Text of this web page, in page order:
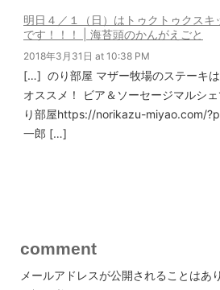
明日４／１（日）はトゥクトゥクス
です！！！ | 海苔頭のかんがえごと
2018年3月31日 at 10:38 PM
[…] のり部屋 マザー牧場のステーキ
オススメ！ ビア＆ソーセージマルシ
り部屋https://norikazu-miyao.com/
一郎 […]
comment
メールアドレスが公開されることはあ